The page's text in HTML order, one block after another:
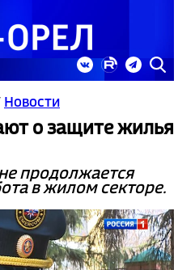
Новости
о защите жилья
продолжается
в жилом секторе.